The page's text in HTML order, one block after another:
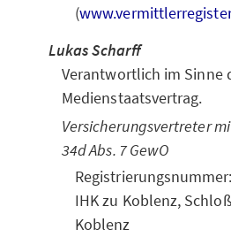
(
Lukas Scharff
Verantwortlich im Sinne
Medienstaatsvertrag.
Versicherungsvertreter
34d Abs. 7 GewO
IHK zu Koblenz,
Koblenz